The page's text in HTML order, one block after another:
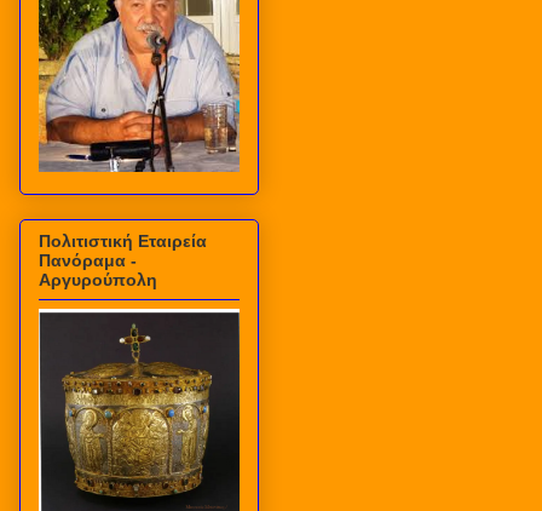
Πολιτιστική Εταιρεία
Πανόραμα -
Αργυρούπολη